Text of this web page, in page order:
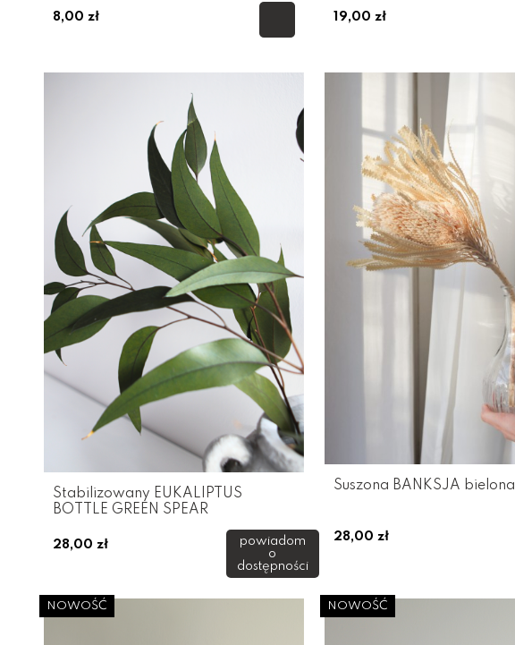
8,00 zł 19,00 zł
Stabilizowany EUKALIPTUS
BOTTLE GREEN SPEAR
28,00 zł
powiadom
o
dostępności
Suszona BANKSJA bielona
28,00 zł
NOWOŚĆ NOWOŚĆ